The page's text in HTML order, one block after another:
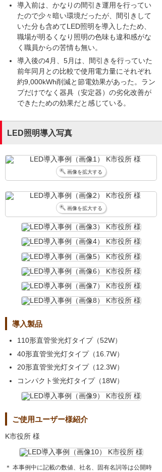
導入前は、かなりの間引き運用を行ってい
たので少々暗い環境だったが、間引きして
いた分も含めてLED照明を導入したため、
職場が明るくなり照明の色味も違和感がな
く職員からの苦情も無い。
導入後の4月、5月は、間引きを行っていた
前年同月との比較で使用電力量にそれぞれ
約9,000kWh削減と節電効果があった。ラン
プだけでなく器具（安定器）の劣化改善が
できたための効果だと感じている。
LED照明導入写真
画像を拡大する
画像を拡大する
導入製品
110形直管蛍光灯タイプ（52W）
40形直管蛍光灯タイプ（16.7W）
20形直管蛍光灯タイプ（12.3W）
コンパクト蛍光灯タイプ（18W）
ご使用ユーザー様紹介
K市役所 様
＊ 本事例中に記載の数値、社名、固有名詞等は公開時